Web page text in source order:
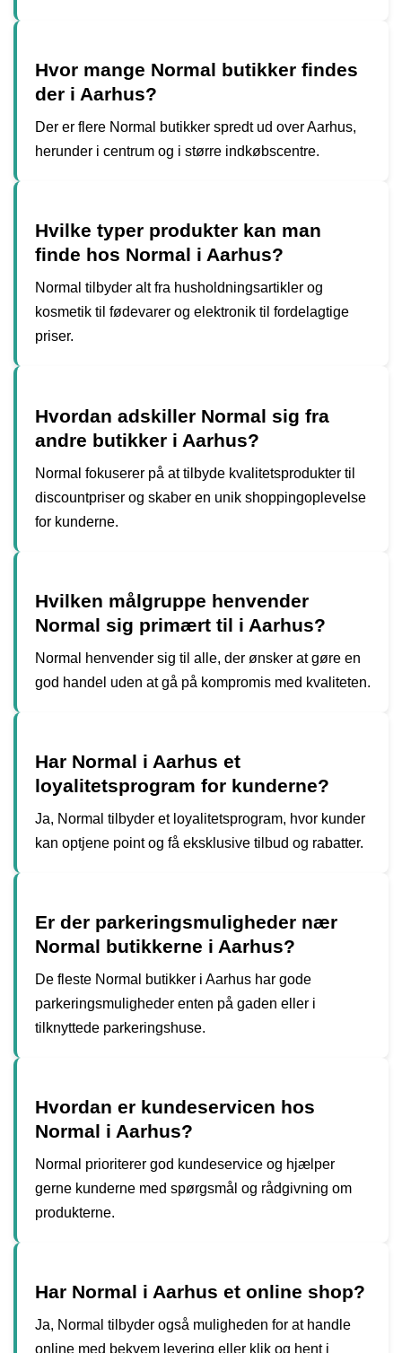
Hvor mange Normal butikker findes
der i Aarhus?
Der er flere Normal butikker spredt ud over Aarhus,
herunder i centrum og i større indkøbscentre.
Hvilke typer produkter kan man
finde hos Normal i Aarhus?
Normal tilbyder alt fra husholdningsartikler og
kosmetik til fødevarer og elektronik til fordelagtige
priser.
Hvordan adskiller Normal sig fra
andre butikker i Aarhus?
Normal fokuserer på at tilbyde kvalitetsprodukter til
discountpriser og skaber en unik shoppingoplevelse
for kunderne.
Hvilken målgruppe henvender
Normal sig primært til i Aarhus?
Normal henvender sig til alle, der ønsker at gøre en
god handel uden at gå på kompromis med kvaliteten.
Har Normal i Aarhus et
loyalitetsprogram for kunderne?
Ja, Normal tilbyder et loyalitetsprogram, hvor kunder
kan optjene point og få eksklusive tilbud og rabatter.
Er der parkeringsmuligheder nær
Normal butikkerne i Aarhus?
De fleste Normal butikker i Aarhus har gode
parkeringsmuligheder enten på gaden eller i
tilknyttede parkeringshuse.
Hvordan er kundeservicen hos
Normal i Aarhus?
Normal prioriterer god kundeservice og hjælper
gerne kunderne med spørgsmål og rådgivning om
produkterne.
Har Normal i Aarhus et online shop?
Ja, Normal tilbyder også muligheden for at handle
online med bekvem levering eller klik og hent i